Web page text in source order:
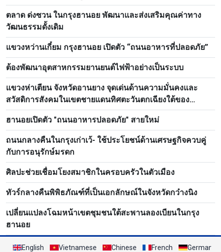
ตลาด ด่งซวน ในกรุงฮานอย พัฒนาและส่งเสริมคุณค่าทาง
วัฒนธรรมดั้งเดิม
แขวงหว่านเกี๋ยม กรุงฮานอย เปิดตัว “ถนนอาหารที่ปลอดภัย”
ต้องพัฒนาอุตสาหกรรมยานยนต์ไฟฟ้าอย่างเป็นระบบ
แขวงห่าเตียน จังหวัดอานยาง จุดเด่นด้านความมั่นคงและ
สวัสดิการสังคมในเขตชายแดนทิศตะวันตกเฉียงใต้ของ
ประเทศ
ฮานอยเปิดตัว "ถนนอาหารปลอดภัย" สายใหม่
ถนนกลางคืนในกรุงเก่าเว้- ใช้ประโยชน์ด้านเศรษฐกิจควบคู่
กับการอนุรักษ์มรดก
ศิลปะช่วยเชื่อมโยงสมาชิกในครอบครัวในตัวเมือง
ทัวร์กลางคืนพิพิธภัณฑ์ที่เป็นเอกลักษณ์ในจังหวัดกว๋างนิง
เปลี่ยนแปลงโฉมหน้าเขตชุมชนใต้สะพานลองเบียนในกรุง
ฮานอย
English Vietnamese Chinese French German